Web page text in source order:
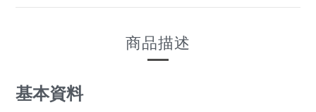
商品描述
基本資料